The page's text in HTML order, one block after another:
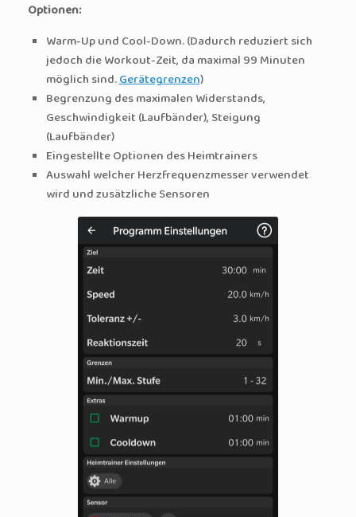
Optionen:
Warm-Up und Cool-Down. (Dadurch reduziert sich
jedoch die Workout-Zeit, da maximal 99 Minuten
möglich sind.Gerätegrenzen)
Begrenzung des maximalen Widerstands,
Geschwindigkeit (Laufbänder), Steigung
(Laufbänder)
Eingestellte Optionen des Heimtrainers
Auswahl welcher Herzfrequenzmesser verwendet
wird und zusätzliche Sensoren